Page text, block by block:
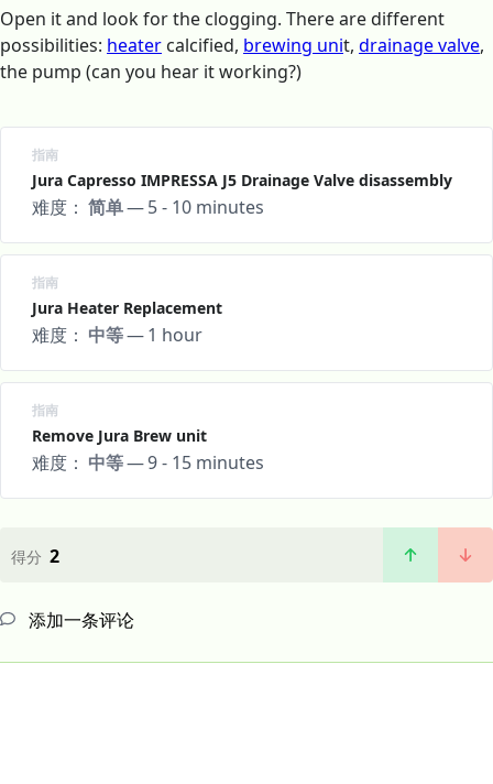
Open it and look for the clogging. There are different
possibilities: heater calcified, brewing unit, drainage valve,
the pump (can you hear it working?)
指南
Jura Capresso IMPRESSA J5 Drainage Valve disassembly
难度： 简单—5 - 10 minutes
指南
Jura Heater Replacement
难度： 中等—1 hour
指南
Remove Jura Brew unit
难度： 中等—9 - 15 minutes
得分 2
添加一条评论